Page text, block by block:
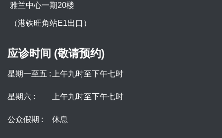
雅兰中心一期20楼
（港铁旺角站E1出口）
应诊时间 (敬请预约)
星期一至五 : 上午九时至下午七时
星期六 : 上午九时至下午七时
公众假期 : 休息